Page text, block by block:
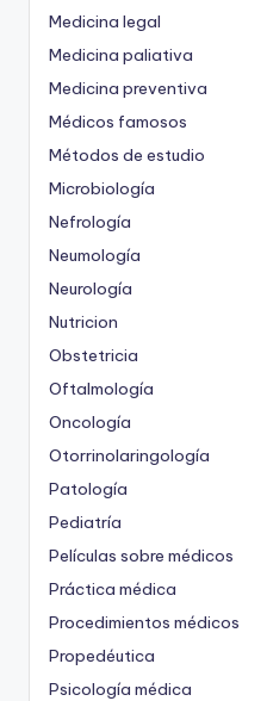
Medicina legal
Medicina paliativa
Medicina preventiva
Médicos famosos
Métodos de estudio
Microbiología
Nefrología
Neumología
Neurología
Nutricion
Obstetricia
Oftalmología
Oncología
Otorrinolaringología
Patología
Pediatría
Películas sobre médicos
Práctica médica
Procedimientos médicos
Propedéutica
Psicología médica